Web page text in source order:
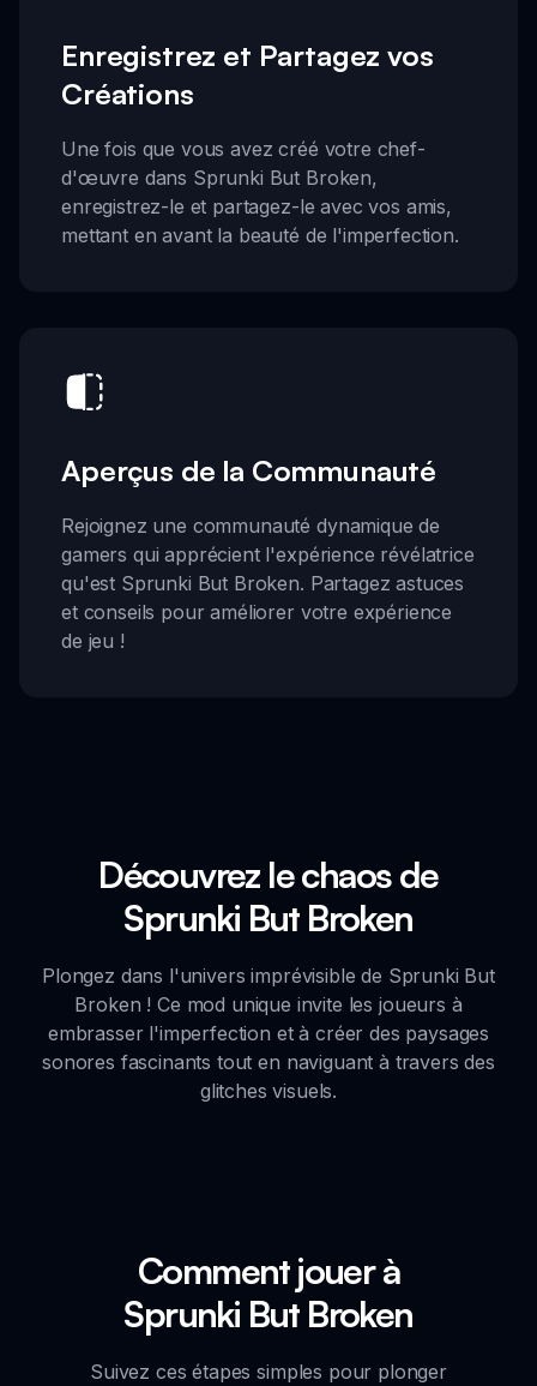
Enregistrez et Partagez vos
Créations
Une fois que vous avez créé votre chef-
d'œuvre dans Sprunki But Broken,
enregistrez-le et partagez-le avec vos amis,
mettant en avant la beauté de l'imperfection.
Aperçus de la Communauté
Rejoignez une communauté dynamique de
gamers qui apprécient l'expérience révélatrice
qu'est Sprunki But Broken. Partagez astuces
et conseils pour améliorer votre expérience
de jeu !
Découvrez le chaos de
Sprunki But Broken
Plongez dans l'univers imprévisible de Sprunki But
Broken ! Ce mod unique invite les joueurs à
embrasser l'imperfection et à créer des paysages
sonores fascinants tout en naviguant à travers des
glitches visuels.
Comment jouer à
Sprunki But Broken
Suivez ces étapes simples pour plonger